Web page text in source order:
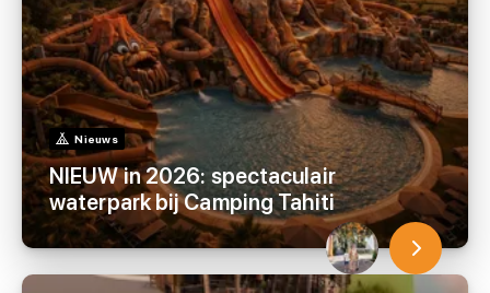
Nieuws
NIEUW in 2026: spectaculair
waterpark bij Camping Tahiti